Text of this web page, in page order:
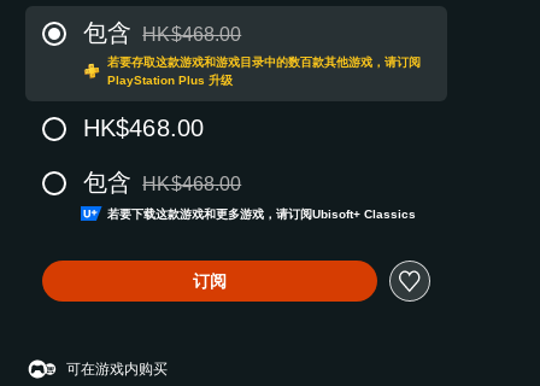
包含 从原价HK$468.00折扣优惠
HK$468.00
若要存取这款游戏和游戏目录中的数百款其他游戏，请订阅
PlayStation Plus 升级
HK$468.00
包含 从原价HK$468.00折扣优惠
HK$468.00
若要下载这款游戏和更多游戏，请订阅Ubisoft+ Classics
订阅
可在游戏内购买